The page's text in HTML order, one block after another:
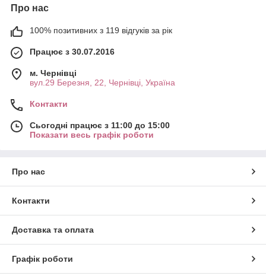
Про нас
100% позитивних з 119 відгуків за рік
Працює з 30.07.2016
м. Чернівці
вул.29 Березня, 22, Чернівці, Україна
Контакти
Сьогодні працює з 11:00 до 15:00
Показати весь графік роботи
Про нас
Контакти
Доставка та оплата
Графік роботи